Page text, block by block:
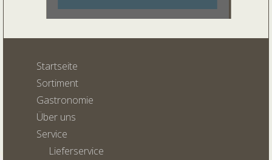
Startseite
Sortiment
Gastronomie
Über uns
Service
Lieferservice